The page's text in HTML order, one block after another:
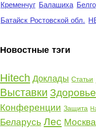
Кременчуг Балашиха
Батайск Ростовской обл.
Новостные тэги
Hitech Доклады Статьи
Выставки Здоровье
Конференции Защита
Беларусь Лес Москва